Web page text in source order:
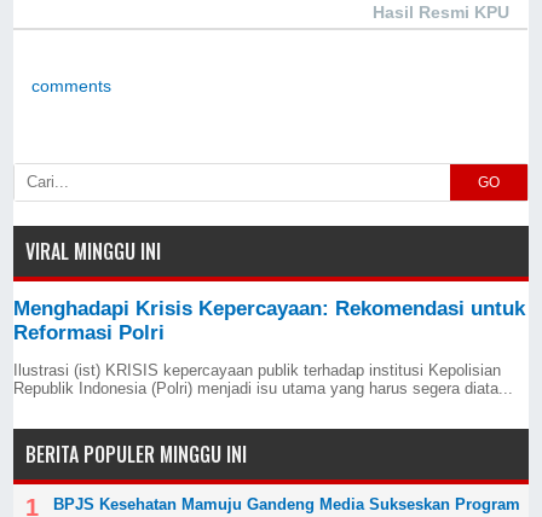
Hasil Resmi KPU
comments
GO
VIRAL MINGGU INI
Menghadapi Krisis Kepercayaan: Rekomendasi untuk
Reformasi Polri
Ilustrasi (ist) KRISIS kepercayaan publik terhadap institusi Kepolisian
Republik Indonesia (Polri) menjadi isu utama yang harus segera diata...
BERITA POPULER MINGGU INI
BPJS Kesehatan Mamuju Gandeng Media Sukseskan Program